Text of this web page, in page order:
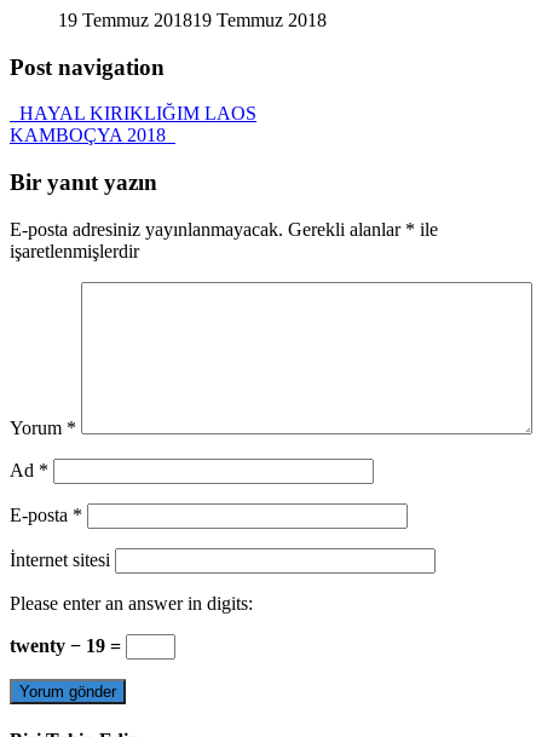
19 Temmuz 201819 Temmuz 2018
Post navigation
HAYAL KIRIKLIĞIM LAOS
KAMBOÇYA 2018
Bir yanıt yazın
E-posta adresiniz yayınlanmayacak. Gerekli alanlar * ile
işaretlenmişlerdir
Yorum *
Ad *
E-posta *
İnternet sitesi
Please enter an answer in digits:
twenty − 19 =